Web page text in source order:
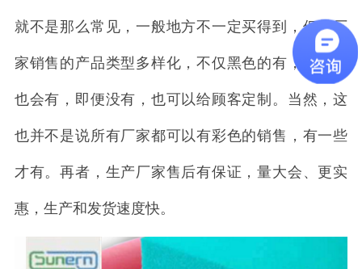
就不是那么常见，一般地方不一定买得到，但是厂
家销售的产品类型多样化，不仅黑色的有，彩色的
也会有，即便没有，也可以给顾客定制。当然，这
也并不是说所有厂家都可以有彩色的销售，有一些
才有。再者，生产厂家售后有保证，量大会、更实
惠，生产和发货速度快。